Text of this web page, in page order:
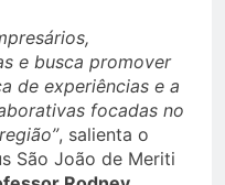
e busca promover
de experiências e a
focadas no
, salienta o
São João de Meriti